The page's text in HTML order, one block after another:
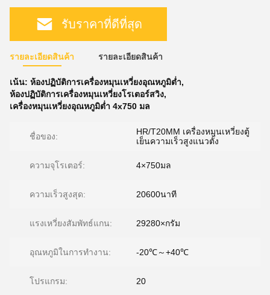
รับราคาที่ดีที่สุด
รายละเอียดสินค้า รายละเอียดสินค้า
เน้น: ห้องปฏิบัติการเครื่องหมุนเหวี่ยงอุณหภูมิต่ำ,
ห้องปฏิบัติการเครื่องหมุนเหวี่ยงโรเตอร์สวิง,
เครื่องหมุนเหวี่ยงอุณหภูมิต่ำ 4x750 มล
ชื่อของ:
HR/T20MM เครื่องหมุนเหวี่ยงตู้
เย็นความเร็วสูงแนวตั้ง
ความจุโรเตอร์: 4×750มล
ความเร็วสูงสุด: 20600นาที
แรงเหวี่ยงสัมพัทธ์แกน: 29280×กรัม
อุณหภูมิในการทำงาน: -20℃～+40℃
โปรแกรม: 20